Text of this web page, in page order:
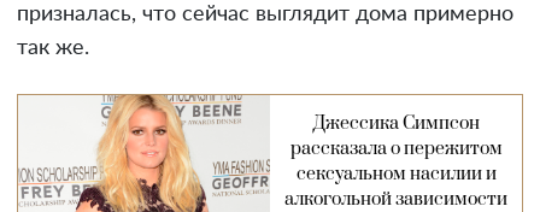
призналась, что сейчас выглядит дома примерно
так же.
Джессика Симпсон
рассказала о пережитом
сексуальном насилии и
алкогольной зависимости